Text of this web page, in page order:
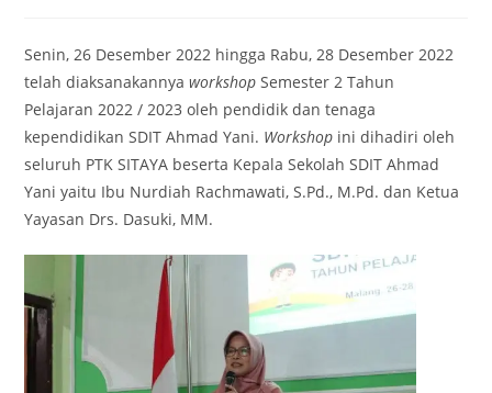
Senin, 26 Desember 2022 hingga Rabu, 28 Desember 2022
telah diaksanakannyaworkshop Semester 2 Tahun
Pelajaran 2022 / 2023 oleh pendidik dan tenaga
kependidikan SDIT Ahmad Yani. Workshop ini dihadiri oleh
seluruh PTK SITAYA beserta Kepala Sekolah SDIT Ahmad
Yani yaitu Ibu Nurdiah Rachmawati, S.Pd., M.Pd. dan Ketua
Yayasan Drs. Dasuki, MM.